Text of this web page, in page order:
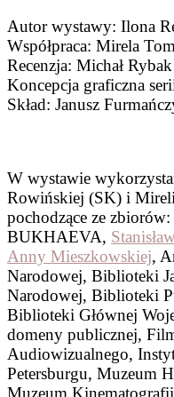
Autor wystawy: Ilona
Współpraca: Mirela
Recenzja: Michał Rybak
Koncepcja graficzna
Skład: Janusz
W wystawie
Rowińskiej (SK) i
pochodzące ze
BUKHAEVA,
Anny Mieszkowskiej,
Narodowej, Biblioteki
Narodowej, Biblioteki
Biblioteki Głównej
domeny publicznej,
Audiowizualnego,
Petersburgu, Muzeum
Muzeum